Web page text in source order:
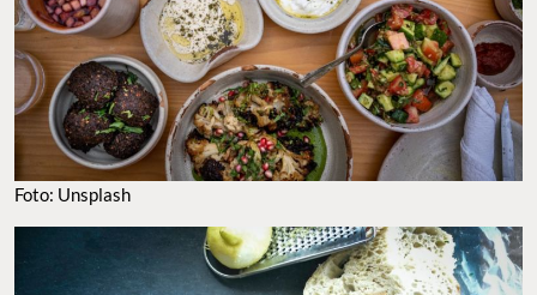
Foto: Unsplash